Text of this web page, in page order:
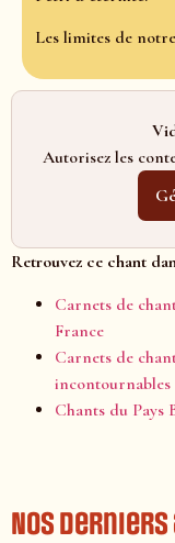
Les limites de
Autorisez les
Retrouvez ce chant
Carnets de
France
Carnets de
incontournables
Chants du Pays
Nos